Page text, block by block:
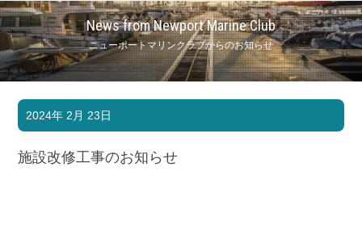
News from Newport Marine Club
ニューポートマリンクラブからのお知らせ
マリンクラブ
マリンライフを堪能したい！
ボート販売
ボート免許
長年の実績と信頼！
2024年 2月 23日
施設改修工事のお知らせ